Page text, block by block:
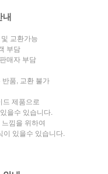
내
교환가능
부담
매자 부담
품, 교환 불가
드 제품으로
을수 있습니다.
낌을 위하여
이 있을수 있습니다.